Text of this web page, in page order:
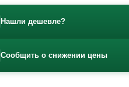
Нашли дешевле?
Сообщить о снижении цены